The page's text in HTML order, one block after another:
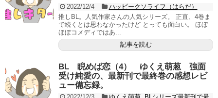
2022/12/4
ハッピークソライフ（はらだ）
推しBL。人気作家さんの人気シリーズ。 正直、4巻ま
で続くとは思わなかったけど とっても面白い。 ほぼ
ほぼコメディではあ...
記事を読む
BL 睨めば恋（4） ゆくえ萌葱 強面
受け純愛の、最新刊で最終巻の感想レビ
ュー備忘録。